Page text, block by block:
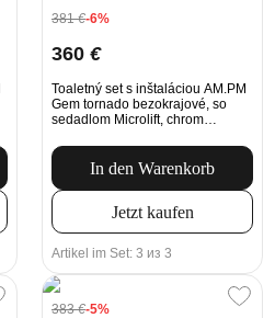
381€-6%
360 €
Toaletný set s inštaláciou AM.PM
Gem tornado bezokrajové, so
sedadlom Microlift, chrom
splachovanie
In den Warenkorb
Jetzt kaufen
Artikel im Set: 3 из 3
383€-5%